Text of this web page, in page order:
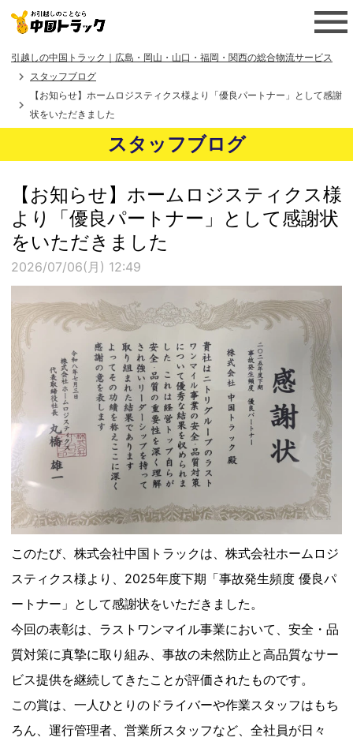
引越しの中国トラック｜広島・岡山・山口・福岡・関西の総合物流サービス
スタッフブログ
【お知らせ】ホームロジスティクス様より「優良パートナー」として感謝
状をいただきました
スタッフブログ
【お知らせ】ホームロジスティクス様
より「優良パートナー」として感謝状
をいただきました
2026/07/06(月) 12:49
このたび、株式会社中国トラックは、株式会社ホームロジ
スティクス様より、2025年度下期「事故発生頻度 優良パ
ートナー」として感謝状をいただきました。
今回の表彰は、ラストワンマイル事業において、安全・品
質対策に真摯に取り組み、事故の未然防止と高品質なサー
ビス提供を継続してきたことが評価されたものです。
この賞は、一人ひとりのドライバーや作業スタッフはもち
ろん、運行管理者、営業所スタッフなど、全社員が日々